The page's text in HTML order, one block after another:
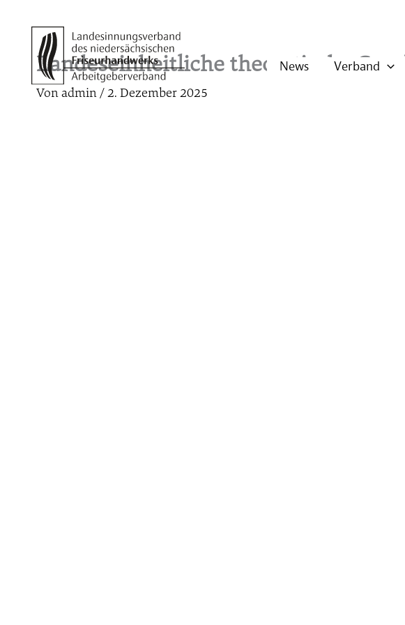
Inhalt
springen
News Verband
Landeseinheitliche theoretische
Vonadmin/2. Dezember 2025